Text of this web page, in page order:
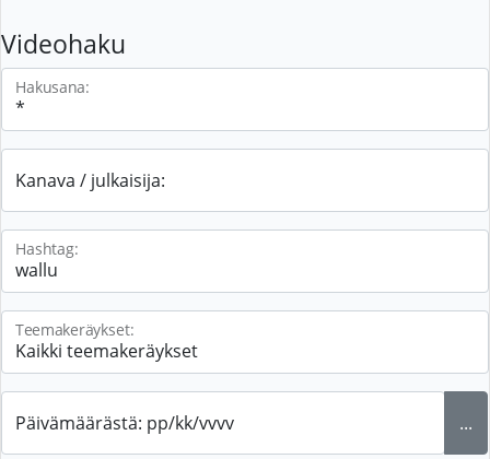
Videohaku
Hakusana:
Kanava / julkaisija:
Hashtag:
Teemakeräykset:
Päivämäärästä: pp/kk/vvvv ...